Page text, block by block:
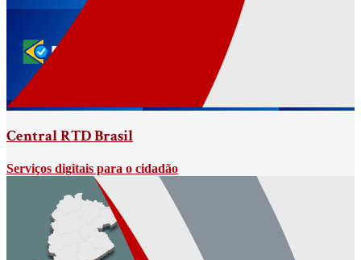
Central RTD Brasil
Serviços digitais para o cidadão